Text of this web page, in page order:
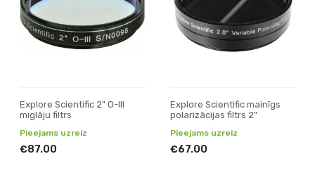
Explore Scientific 2" O-III
miglāju filtrs
Pieejams uzreiz
€87.00
Explore Scientific mainīgs
polarizācijas filtrs 2"
Pieejams uzreiz
€67.00